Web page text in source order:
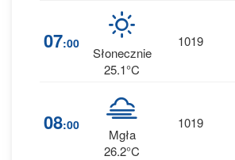
07:00
Słonecznie
25.1°C
1019
08:00
Mgła
26.2°C
1019